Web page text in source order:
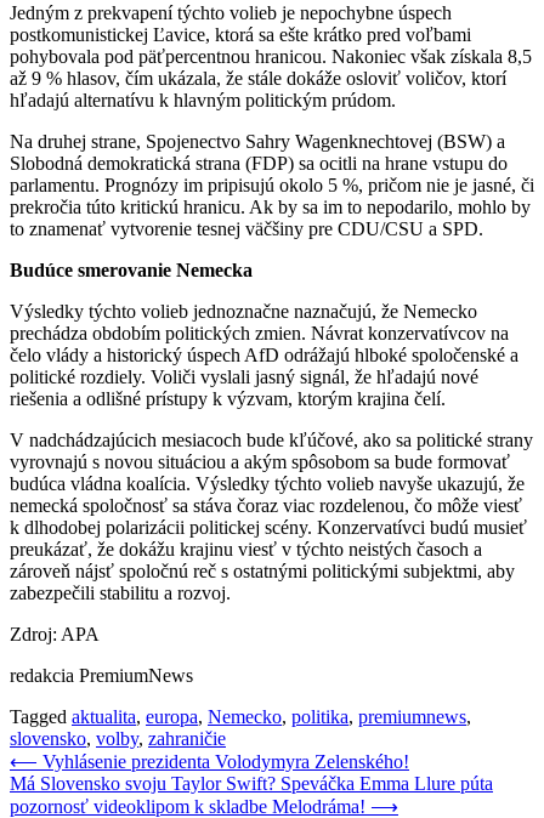
Jedným z prekvapení týchto volieb je nepochybne úspech
postkomunistickej Ľavice, ktorá sa ešte krátko pred voľbami
pohybovala pod päťpercentnou hranicou. Nakoniec však získala 8,5
až 9 % hlasov, čím ukázala, že stále dokáže osloviť voličov, ktorí
hľadajú alternatívu k hlavným politickým prúdom.
Na druhej strane, Spojenectvo Sahry Wagenknechtovej (BSW) a
Slobodná demokratická strana (FDP) sa ocitli na hrane vstupu do
parlamentu. Prognózy im pripisujú okolo 5 %, pričom nie je jasné, či
prekročia túto kritickú hranicu. Ak by sa im to nepodarilo, mohlo by
to znamenať vytvorenie tesnej väčšiny pre CDU/CSU a SPD.
Budúce smerovanie Nemecka
Výsledky týchto volieb jednoznačne naznačujú, že Nemecko
prechádza obdobím politických zmien. Návrat konzervatívcov na
čelo vlády a historický úspech AfD odrážajú hlboké spoločenské a
politické rozdiely. Voliči vyslali jasný signál, že hľadajú nové
riešenia a odlišné prístupy k výzvam, ktorým krajina čelí.
V nadchádzajúcich mesiacoch bude kľúčové, ako sa politické strany
vyrovnajú s novou situáciou a akým spôsobom sa bude formovať
budúca vládna koalícia. Výsledky týchto volieb navyše ukazujú, že
nemecká spoločnosť sa stáva čoraz viac rozdelenou, čo môže viesť
k dlhodobej polarizácii politickej scény. Konzervatívci budú musieť
preukázať, že dokážu krajinu viesť v týchto neistých časoch a
zároveň nájsť spoločnú reč s ostatnými politickými subjektmi, aby
zabezpečili stabilitu a rozvoj.
Zdroj: APA
redakcia PremiumNews
Tagged aktualita, europa, Nemecko, politika, premiumnews,
slovensko, volby, zahraničie
Navigácia
v
⟵ Vyhlásenie prezidenta Volodymyra Zelenského!
Má Slovensko svoju Taylor Swift? Speváčka Emma Llure púta
pozornosť videoklipom k skladbe Melodráma! ⟶